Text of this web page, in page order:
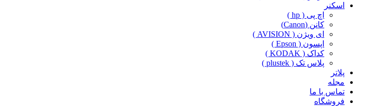
اسکنر
اچ پی ( hp )
کانن (Canon)
ای ویژن ( AVISION )
اپسون ( Epson )
کداک ( KODAK )
پلاس تک ( plustek )
پلاتر
مجله
تماس با ما
فروشگاه